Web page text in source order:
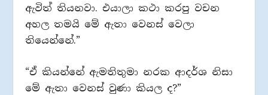
ඇවිත් තියනවා. එයාලා කථා කරපු වචන
අහල තමයි මේ ඇතා වෙනස් වෙලා
තියෙන්නේ.”
“ඒ කියන්නේ ඇමතිතුමා නරක ආදර්ශ නිසා
මේ ඇතා වෙනස් වුණා කියල ද?”